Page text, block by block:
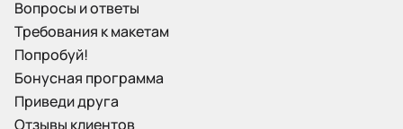
Вопросы и ответы
Требования к макетам
Попробуй!
Бонусная программа
Приведи друга
Отзывы клиентов